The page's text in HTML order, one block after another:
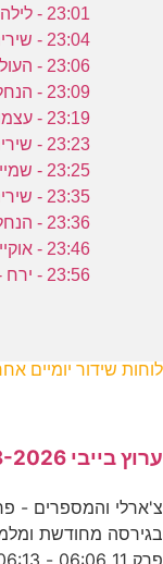
23:01 - לילה טוב - פרק 10
23:04 - שירים ראשונים - פרק 100
23:06 - העולם המופלא - פרק 18
23:09 - הנחל - פרק 14
23:19 - עצמו את העיניים - פרק 12
23:23 - שירים ראשונים - פרק 62
23:25 - שמיים - פרק 8
23:35 - שירים ראשונים - פרק 18
23:36 - הנחל - פרק 3
23:46 - אוקיינוס - פרק 11
23:56 - ירח - פרק 33
לוחות שידור יומיים
ערוץ בייבי 09-08-2026
בגירסה מחודשת